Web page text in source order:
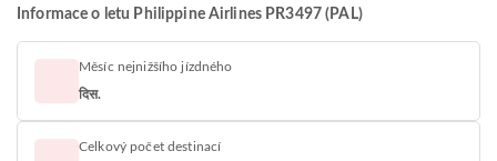
Informace o letu Philippine Airlines PR3497 (PAL)
Měsíc nejnižšího jízdného
दिस.
Celkový počet destinací